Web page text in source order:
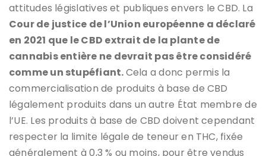
attitudes législatives et publiques envers le CBD​​. La
Cour de justice de l’Union européenne a déclaré
en 2021 que le CBD extrait de la plante de
cannabis entière ne devrait pas être considéré
comme un stupéfiant.Cela a donc permis la
commercialisation de produits à base de CBD
légalement produits dans un autre État membre de
l’UE. Les produits à base de CBD doivent cependant
respecter la limite légale de teneur en THC, fixée
généralement à 0,3 % ou moins, pour être vendus